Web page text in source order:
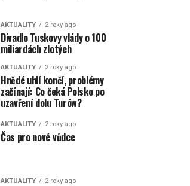
AKTUALITY 2 roky ago
Divadlo Tuskovy vlády o 100
miliardách zlotých
AKTUALITY 2 roky ago
Hnědé uhlí končí, problémy
začínají: Co čeká Polsko po
uzavření dolu Turów?
AKTUALITY 2 roky ago
Čas pro nové vůdce
AKTUALITY 2 roky ago